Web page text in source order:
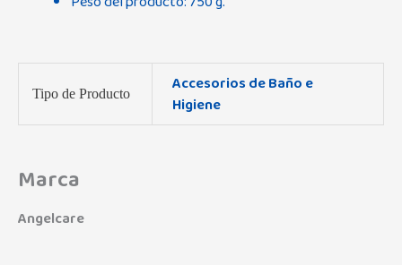
Tipo de Producto
Accesorios de Baño e
Higiene
Marca
Angelcare